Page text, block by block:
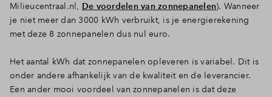
Milieucentraal.nl, De voordelen van zonnepanelen). Wanneer
je niet meer dan 3000 kWh verbruikt, is je energierekening
met deze 8 zonnepanelen dus nul euro.
Het aantal kWh dat zonnepanelen opleveren is variabel. Dit is
onder andere afhankelijk van de kwaliteit en de leverancier.
Een ander mooi voordeel van zonnepanelen is dat deze